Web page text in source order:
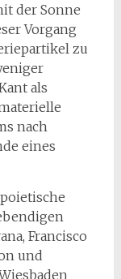
der Sonne
Vorgang
zu
als
nach
eines
Francisco
und